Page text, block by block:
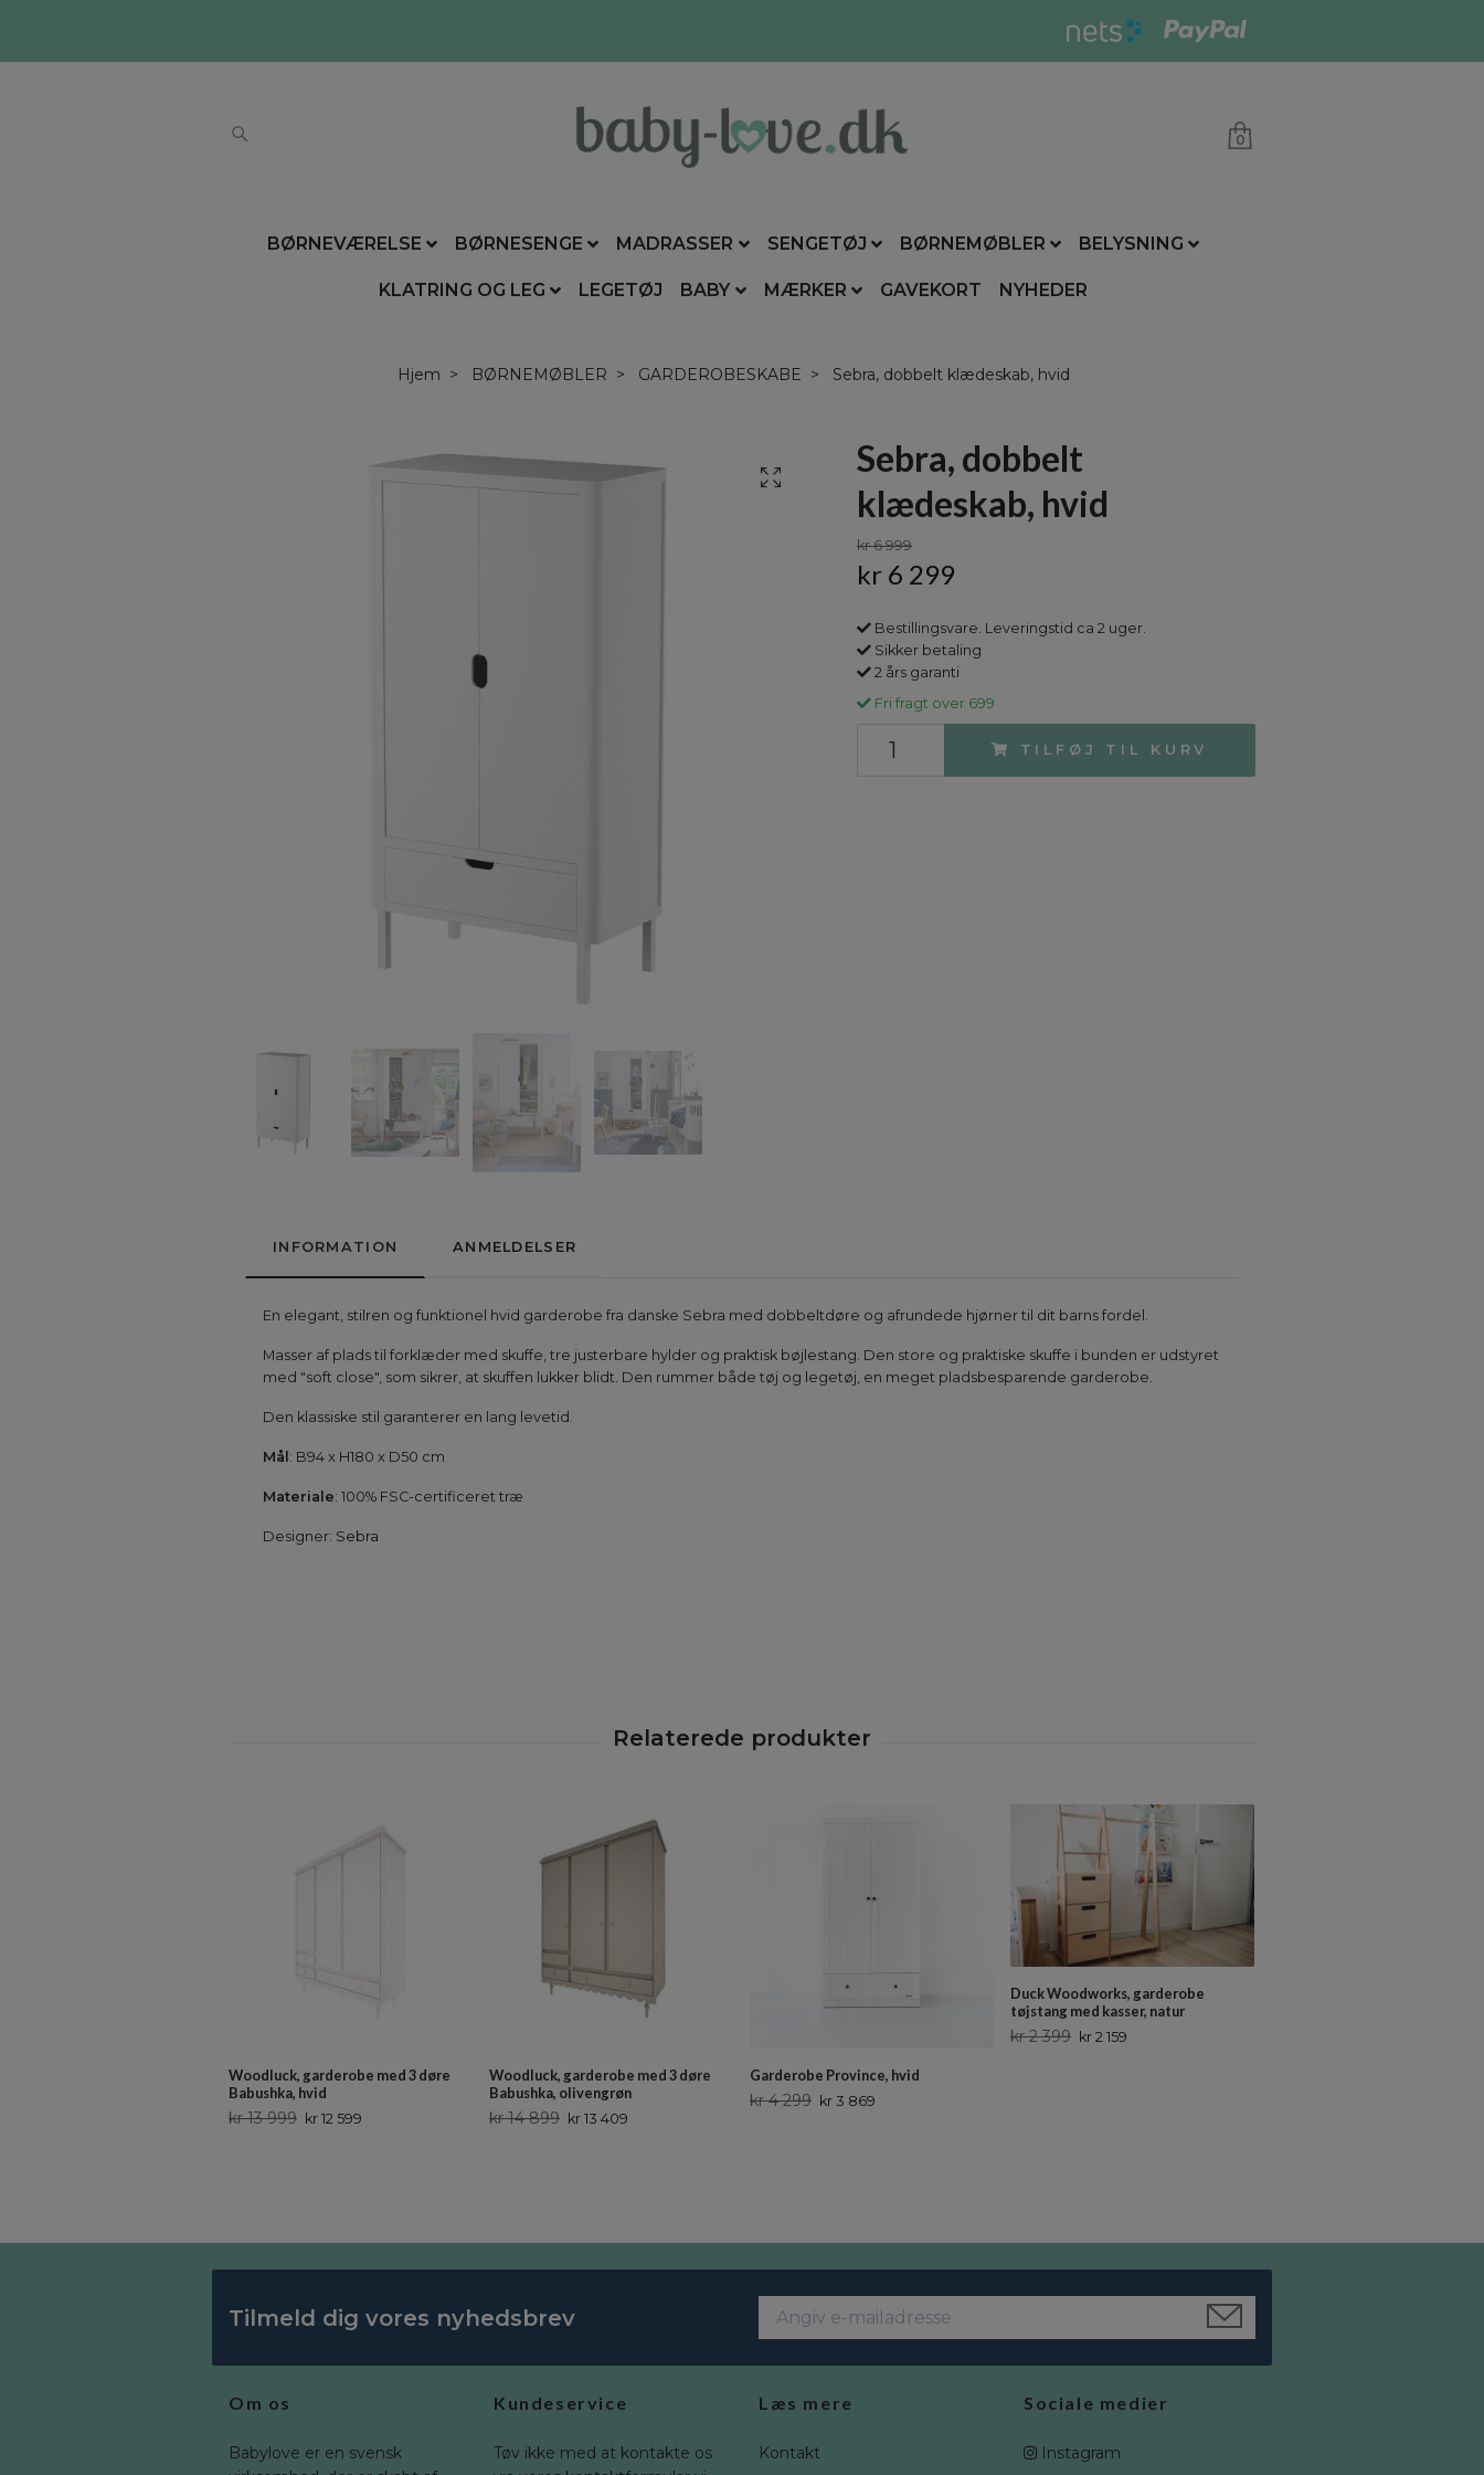
0
BØRNEVÆRELSE BØRNESENGE MADRASSER SENGETØJ BØRNEMØBLER BELYSNING
KLATRING OG LEG LEGETØJ BABY MÆRKER GAVEKORT NYHEDER
Hjem BØRNEMØBLER GARDEROBESKABE Sebra, dobbelt klædeskab, hvid
Sebra, dobbelt
klædeskab, hvid
kr 6 999
kr 6 299
Bestillingsvare. Leveringstid ca 2 uger.
Sikker betaling
2 års garanti
Fri fragt over 699
TILFØJ TIL KURV
INFORMATION ANMELDELSER
En elegant, stilren og funktionel hvid garderobe fra danske Sebra med dobbeltdøre og afrundede hjørner til dit barns fordel.
Masser af plads til forklæder med skuffe, tre justerbare hylder og praktisk bøjlestang. Den store og praktiske skuffe i bunden er udstyret
med "soft close", som sikrer, at skuffen lukker blidt. Den rummer både tøj og legetøj, en meget pladsbesparende garderobe.
Den klassiske stil garanterer en lang levetid.
Mål : B94 x H180 x D50 cm
Materiale: 100% FSC-certificeret træ
Designer: Sebra
Woodluck, garderobe med 3 døre
Babushka, hvid
kr 13 999 kr 12 599
Woodluck, garderobe med 3 døre
Babushka, olivengrøn
kr 14 899 kr 13 409
Garderobe Province, hvid
kr 4 299 kr 3 869
Duck Woodworks, garderobe
tøjstang med kasser, natur
kr 2 399 kr 2 159
Tilmeld dig vores nyhedsbrev
Om os
Babylove er en svensk
Kundeservice
Tøv ikke med at kontakte os
Læs mere
Kontakt
Sociale medier
Instagram